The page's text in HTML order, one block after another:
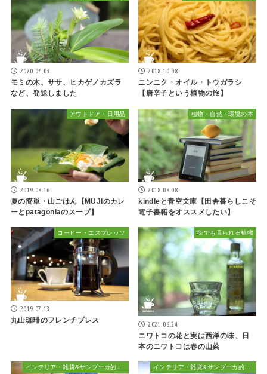
2020.07.03
モミの木、ササ、ヒカゲノカズラ
など、発送しました
2018.10.08
ニンニク・オイル・トウガラシ
【唐辛子という植物の旅】
アウトドア・日用品
2019.08.16
夏の簡単・山ごはん【MUJIのカレ
ーとpatagoniaのスープ】
植物・自然・環境の本
2018.08.08
kindleと青空文庫【田舎暮らしこそ
電子書籍をオススメしたい】
コーヒー・エスプレッソ
2019.07.13
丸山珈琲のフレンチプレス
街でも見られる植物
2021.06.24
ニワトコの花と実は西洋の味、日
本のニワトコは春の山菜